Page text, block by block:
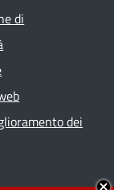
di
dei